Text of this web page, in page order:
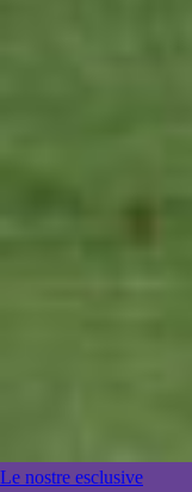
Le nostre esclusive